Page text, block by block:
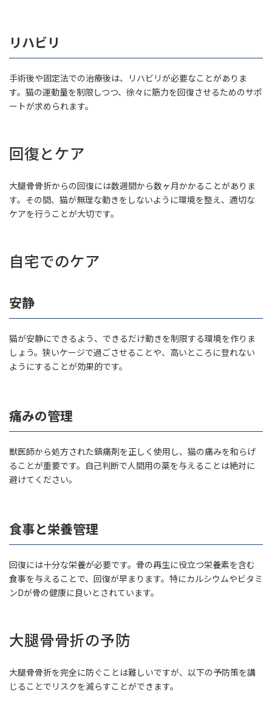
リハビリ
手術後や固定法での治療後は、リハビリが必要なことがありま
す。猫の運動量を制限しつつ、徐々に筋力を回復させるためのサポ
ートが求められます。
回復とケア
大腿骨骨折からの回復には数週間から数ヶ月かかることがありま
す。その間、猫が無理な動きをしないように環境を整え、適切な
ケアを行うことが大切です。
自宅でのケア
安静
猫が安静にできるよう、できるだけ動きを制限する環境を作りま
しょう。狭いケージで過ごさせることや、高いところに登れない
ようにすることが効果的です。
痛みの管理
獣医師から処方された鎮痛剤を正しく使用し、猫の痛みを和らげ
ることが重要です。自己判断で人間用の薬を与えることは絶対に
避けてください。
食事と栄養管理
回復には十分な栄養が必要です。骨の再生に役立つ栄養素を含む
食事を与えることで、回復が早まります。特にカルシウムやビタミ
ンDが骨の健康に良いとされています。
大腿骨骨折の予防
大腿骨骨折を完全に防ぐことは難しいですが、以下の予防策を講
じることでリスクを減らすことができます。